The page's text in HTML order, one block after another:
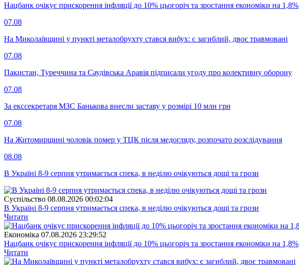
Нацбанк очікує прискорення інфляції до 10% цьогоріч та зростання економіки на 1,8%
07.08
На Миколаївщині у пункті металобрухту стався вибух: є загиблий, двоє травмовані
07.08
Пакистан, Туреччина та Саудівська Аравія підписали угоду про колективну оборону
07.08
За екссекретаря МЗС Банькова внесли заставу у розмірі 10 млн грн
07.08
На Житомирщині чоловік помер у ТЦК після медогляду, розпочато розслідування
08.08
В Україні 8-9 серпня утримається спека, в неділю очікуються дощі та грози
Суспiльство 08.08.2026 00:02:04
В Україні 8-9 серпня утримається спека, в неділю очікуються дощі та грози
Читати
Економіка 07.08.2026 23:29:52
Нацбанк очікує прискорення інфляції до 10% цьогоріч та зростання економіки на 1,8%
Читати